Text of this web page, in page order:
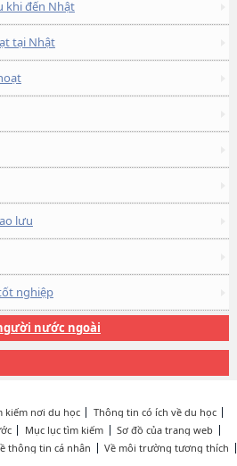
khi đến Nhật
tại Nhật
lưu
nghiệp
nước ngoài
kiếm nơi du học
Thông tin có ích về du học
Mục lục tìm kiếm
Sơ đồ của trang web
thông tin cá nhân Về môi trường tương thích